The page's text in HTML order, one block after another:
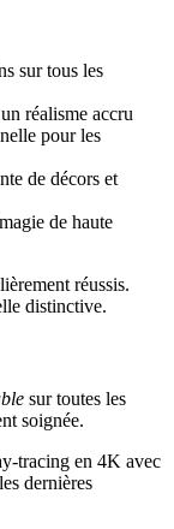
sur tous les
réalisme accru
pour les
de décors et
de haute
réussis.
distinctive.
sur toutes les
soignée.
tracing en 4K avec
dernières